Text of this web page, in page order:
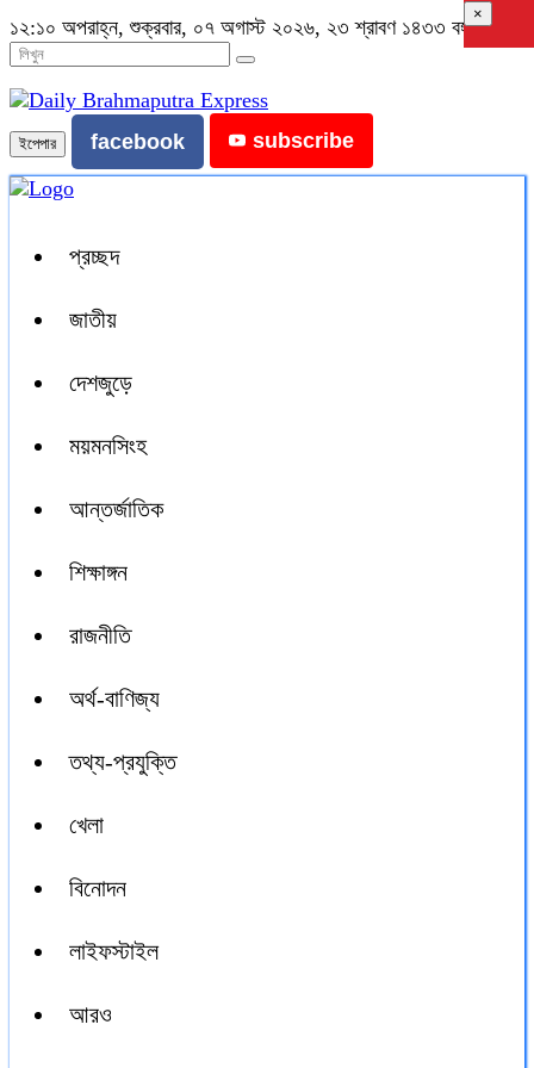
১২:১০ অপরাহ্ন, শুক্রবার, ০৭ অগাস্ট ২০২৬, ২৩ শ্রাবণ ১৪৩৩ বঙ্গাব্দ
ইপেপার facebook subscribe
প্রচ্ছদ
জাতীয়
দেশজুড়ে
ময়মনসিংহ
আন্তর্জাতিক
শিক্ষাঙ্গন
রাজনীতি
অর্থ-বাণিজ্য
তথ্য-প্রযুক্তি
খেলা
বিনোদন
লাইফস্টাইল
আরও
×